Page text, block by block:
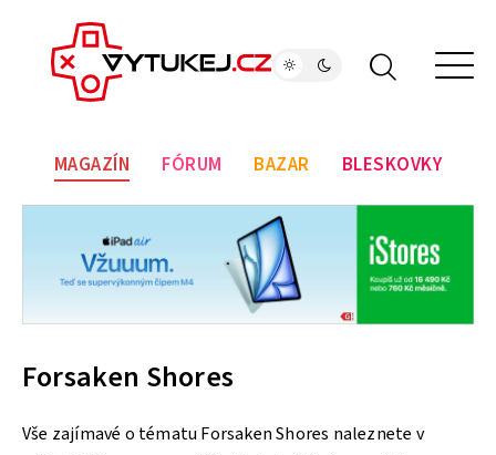
MAGAZÍN FÓRUM BAZAR BLESKOVKY
Forsaken Shores
Vše zajímavé o tématu Forsaken Shores naleznete v